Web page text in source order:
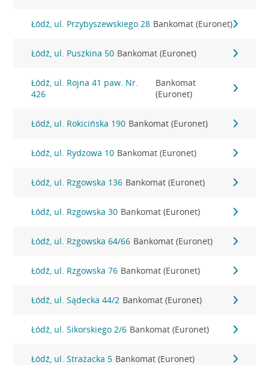
Łódź, ul. Przybyszewskiego 28 Bankomat (Euronet)
Łódź, ul. Puszkina 50 Bankomat (Euronet)
Łódź, ul. Rojna 41 paw. Nr.
426
Bankomat
(Euronet)
Łódź, ul. Rokicińska 190 Bankomat (Euronet)
Łódź, ul. Rydzowa 10 Bankomat (Euronet)
Łódź, ul. Rzgowska 136 Bankomat (Euronet)
Łódź, ul. Rzgowska 30 Bankomat (Euronet)
Łódź, ul. Rzgowska 64/66 Bankomat (Euronet)
Łódź, ul. Rzgowska 76 Bankomat (Euronet)
Łódź, ul. Sądecka 44/2 Bankomat (Euronet)
Łódź, ul. Sikorskiego 2/6 Bankomat (Euronet)
Łódź, ul. Strażacka 5 Bankomat (Euronet)